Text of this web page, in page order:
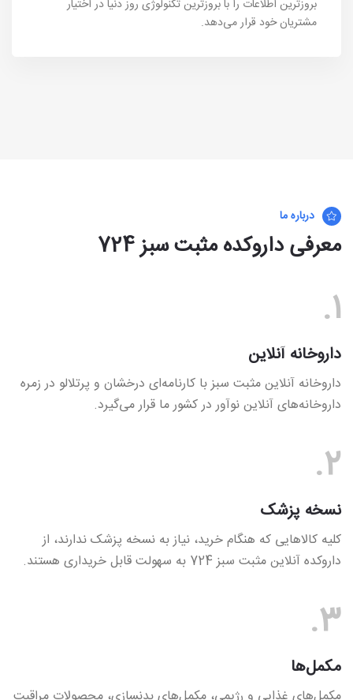
بروزترین اطلاعات را با بروزترین تکنولوژی روز دنیا در اختیار
مشتریان خود قرار می‌دهد.
درباره ما
معرفی داروکده مثبت سبز 724
1.
داروخانه آنلاین
داروخانه آنلاین مثبت سبز با کارنامه‌ای درخشان و پرتلالو در زمره
داروخانه‌های آنلاین نوآور در کشور ما قرار می‌گیرد.
2.
نسخه پزشک
کلیه کالاهایی که هنگام خرید، نیاز به نسخه پزشک ندارند، از
داروکده آنلاین مثبت سبز 724 به سهولت قابل خریداری هستند.
3.
مکمل‌ها